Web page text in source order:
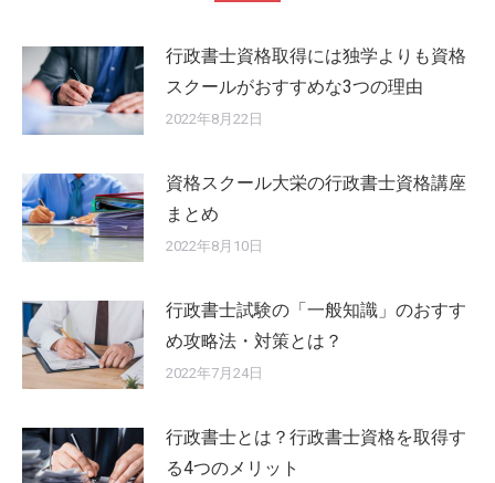
行政書士資格取得には独学よりも資格
スクールがおすすめな3つの理由
2022年8月22日
資格スクール大栄の行政書士資格講座
まとめ
2022年8月10日
行政書士試験の「一般知識」のおすす
め攻略法・対策とは？
2022年7月24日
行政書士とは？行政書士資格を取得す
る4つのメリット